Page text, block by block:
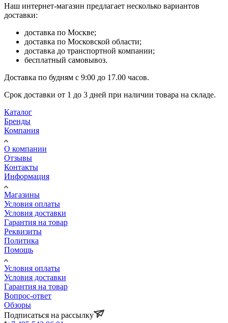
Наш интернет-магазин предлагает несколько вариантов
доставки:
доставка по Москве;
доставка по Московской области;
доставка до транспортной компании;
бесплатный самовывоз.
Доставка по будням с 9:00 до 17.00 часов.
Срок доставки от 1 до 3 дней при наличии товара на складе.
Каталог
Бренды
Компания
О компании
Отзывы
Контакты
Информация
Магазины
Условия оплаты
Условия доставки
Гарантия на товар
Реквизиты
Политика
Помощь
Условия оплаты
Условия доставки
Гарантия на товар
Вопрос-ответ
Обзоры
Подписаться на рассылку